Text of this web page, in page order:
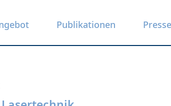
Publikationen Presse